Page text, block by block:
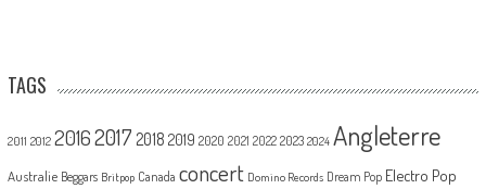
TAGS
2011 2012 20162017 2018 2019 2020 2021 2022 2023 2024 Angleterre
Australie Beggars Britpop Canada concert Domino Records Dream Pop Electro Pop